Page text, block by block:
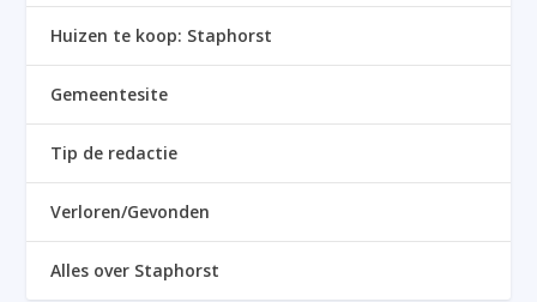
Huizen te koop: Staphorst
Gemeentesite
Tip de redactie
Verloren/Gevonden
Alles over Staphorst